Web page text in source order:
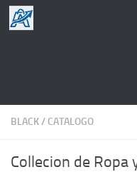
Saltar al contenido
BLACK/ CATALOGO
Collecion de Ropa